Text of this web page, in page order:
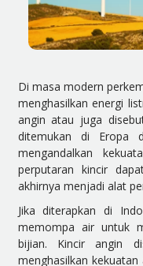
Di masa modern
menghasilkan energi
angin atau juga
ditemukan di Eropa
mengandalkan
perputaran kincir
akhirnya menjadi alat
Jika diterapkan di
memompa air untuk
bijian. Kincir angin
menghasilkan